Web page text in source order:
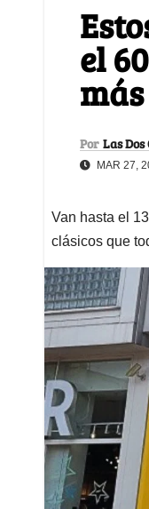
el
Por Las
MAR 27,
Van hasta el
clásicos que